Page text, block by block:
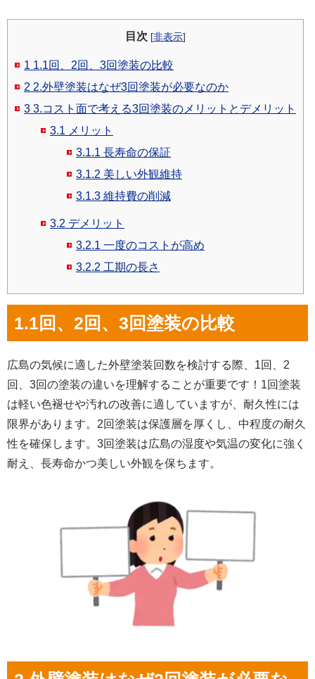
目次 [非表示]
1 1.1回、2回、3回塗装の比較
2 2.外壁塗装はなぜ3回塗装が必要なのか
3 3.コスト面で考える3回塗装のメリットとデメリット
3.1 メリット
3.1.1 長寿命の保証
3.1.2 美しい外観維持
3.1.3 維持費の削減
3.2 デメリット
3.2.1 一度のコストが高め
3.2.2 工期の長さ
1.1回、2回、3回塗装の比較
広島の気候に適した外壁塗装回数を検討する際、1回、2
回、3回の塗装の違いを理解することが重要です！1回塗装
は軽い色褪せや汚れの改善に適していますが、耐久性には
限界があります。2回塗装は保護層を厚くし、中程度の耐久
性を確保します。3回塗装は広島の湿度や気温の変化に強く
耐え、長寿命かつ美しい外観を保ちます。